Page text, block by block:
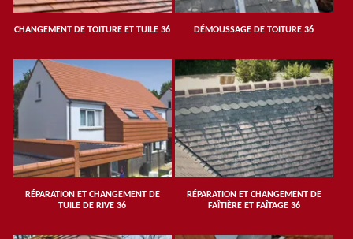
CHANGEMENT DE TOITURE ET TUILE 36 DÉMOUSSAGE DE TOITURE 36
RÉPARATION ET CHANGEMENT DE
TUILE DE RIVE 36
RÉPARATION ET CHANGEMENT DE
FAÎTIÈRE ET FAÎTAGE 36